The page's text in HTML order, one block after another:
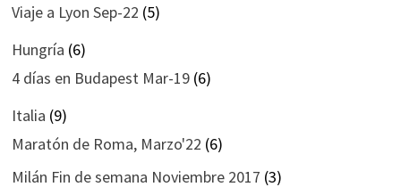
Viaje a Lyon Sep-22 (5)
Hungría (6)
4 días en Budapest Mar-19(6)
Italia (9)
Maratón de Roma, Marzo'22 (6)
Milán Fin de semana Noviembre 2017 (3)